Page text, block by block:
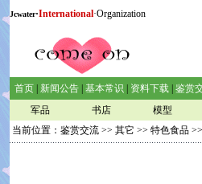
Jcwater·International·Organization
首页 新闻公告 基本常识 资料下载 鉴赏
军品
书店 模型
当前位置： 鉴赏交流 >> 其它 >> 特色食品